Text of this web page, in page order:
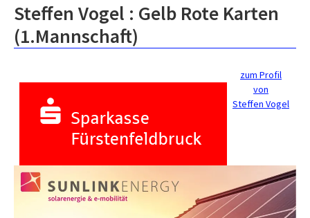
Steffen Vogel : Gelb Rote Karten
(1.Mannschaft)
zum Profil
von
Steffen Vogel